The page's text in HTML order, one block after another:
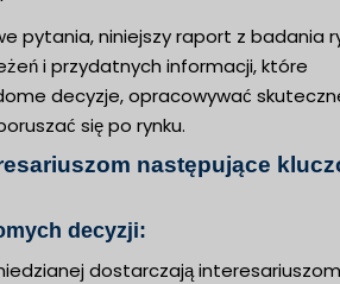
pytania, niniejszy raport z badania
i przydatnych informacji, które
decyzje, opracowywać
się po rynku.
następujące
decyzji:
dostarczają interesariuszom